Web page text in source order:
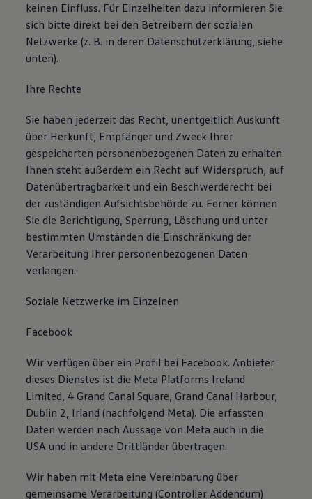
keinen Einfluss. Für Einzelheiten dazu informieren Sie
sich bitte direkt bei den Betreibern der sozialen
Netzwerke (z. B. in deren Datenschutzerklärung, siehe
unten).
Ihre Rechte
Sie haben jederzeit das Recht, unentgeltlich Auskunft
über Herkunft, Empfänger und Zweck Ihrer
gespeicherten personenbezogenen Daten zu erhalten.
Ihnen steht außerdem ein Recht auf Widerspruch, auf
Datenübertragbarkeit und ein Beschwerderecht bei
der zuständigen Aufsichtsbehörde zu. Ferner können
Sie die Berichtigung, Sperrung, Löschung und unter
bestimmten Umständen die Einschränkung der
Verarbeitung Ihrer personenbezogenen Daten
verlangen.
Soziale Netzwerke im Einzelnen
Facebook
Wir verfügen über ein Profil bei Facebook. Anbieter
dieses Dienstes ist die Meta Platforms Ireland
Limited, 4 Grand Canal Square, Grand Canal Harbour,
Dublin 2, Irland (nachfolgend Meta). Die erfassten
Daten werden nach Aussage von Meta auch in die
USA und in andere Drittländer übertragen.
Wir haben mit Meta eine Vereinbarung über
gemeinsame Verarbeitung (Controller Addendum)